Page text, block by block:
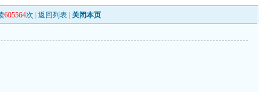
605564次 |返回列表 关闭本页